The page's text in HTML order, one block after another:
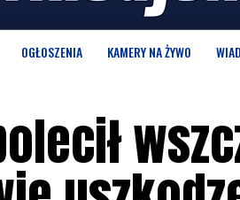
OGŁOSZENIA KAMERY NA ŻYWO